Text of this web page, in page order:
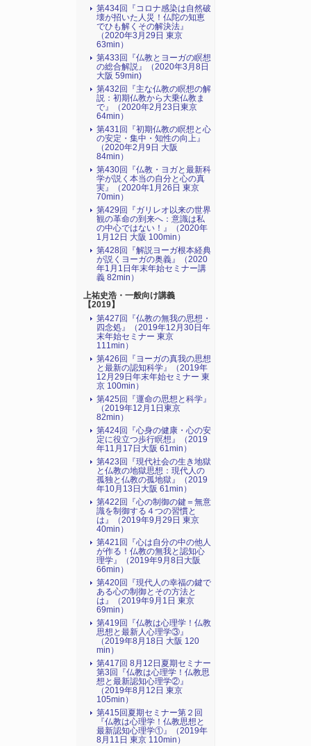
第434回『コロナ感染は自然破
壊が招いた人災！仏陀の知恵
でひも解くその解決法』
（2020年3月29日 東京
63min）
第433回『仏教とヨーガの瞑想
の総合解説』（2020年3月8日
大阪 59min)
第432回『主な仏教の瞑想の解
説：初期仏教から大乗仏教ま
で』（2020年2月23日東京
64min）
第431回『初期仏教の瞑想と心
の安定・集中・知性の向上』
（2020年2月9日 大阪
84min）
第430回『仏教・ヨガと最新科
学が説く本当の自分と心の真
実』（2020年1月26日 東京
70min）
第429回『ガリレオ以来の世界
観の革命の到来へ：意識は私
の中心ではない！』（2020年
1月12日 大阪 100min）
第428回『解説ヨーガ根本経典
が説くヨーガの奥義』（2020
年1月1日年末年始セミナー講
義 82min）
上祐史浩・一般向け講義
【2019】
第427回『仏教の無我の思想・
四念処』（2019年12月30日年
末年始セミナー 東京
111min）
第426回『ヨーガの真我の思想
と最新の認知科学』（2019年
12月29日年末年始セミナー 東
京 100min）
第425回『運命の思想と科学』
（2019年12月1日東京
82min）
第424回『心身の健康・心の安
定に役立つ歩行瞑想』（2019
年11月17日大阪 61min）
第423回『現代社会の生き地獄
と仏教の地獄思想：現代人の
孤独と仏教の孤地獄』（2019
年10月13日大阪 61min）
第422回『心の制御の鍵＝無意
識を制御する４つの習慣と
は』（2019年9月29日 東京
40min）
第421回『心は自分の中の他人
が作る！仏教の無我と認知心
理学』（2019年9月8日大阪
66min）
第420回『現代人の幸福の鍵で
ある心の制御とその方法と
は』（2019年9月1日 東京
69min）
第419回『仏教は心理学！仏教
思想と最新人心理学③』
（2019年8月18日 大阪 120
min）
第417回 8月12日夏期セミナー
第3回『仏教は心理学！仏教思
想と最新認知心理学②』
（2019年8月12日 東京
105min）
第415回夏期セミナー第２回
『仏教は心理学！仏教思想と
最新認知心理学①』（2019年
8月11日 東京 110min）